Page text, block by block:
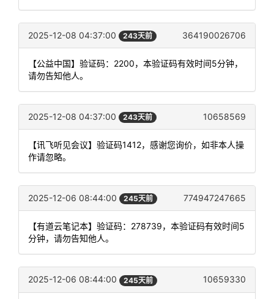
2025-12-08 04:37:00 243天前 364190026706
【公益中国】验证码：2200，本验证码有效时间5分钟，
请勿告知他人。
2025-12-08 04:37:00 243天前 10658569
【讯飞听见会议】验证码1412，感谢您询价，如非本人操
作请忽略。
2025-12-06 08:44:00 245天前 774947247665
【有道云笔记本】验证码：278739，本验证码有效时间5
分钟，请勿告知他人。
2025-12-06 08:44:00 245天前 10659330